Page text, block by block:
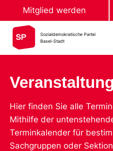
Mitglied werden
Sozialdemokratische Partei
Basel-Stadt
Hier finden Sie alle
Mithilfe der
Terminkalender für
Sachgruppen oder